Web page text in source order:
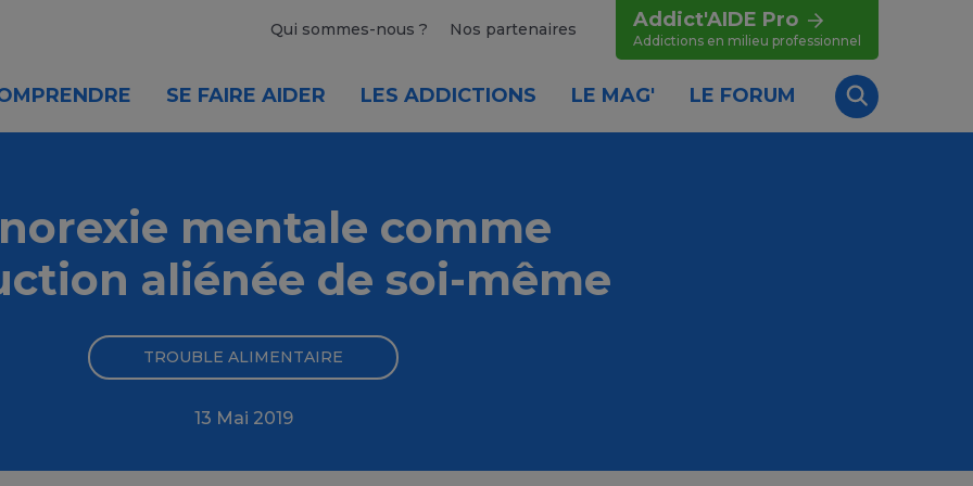
Qui sommes-nous ? Nos partenaires Addict'AIDE Pro
Addictions en milieu professionnel
SE FAIRE AIDER LES ADDICTIONS LE MAG' LE FORUM
Recherche
mentale comme
aliénée de soi-même
TROUBLE ALIMENTAIRE
13 Mai 2019